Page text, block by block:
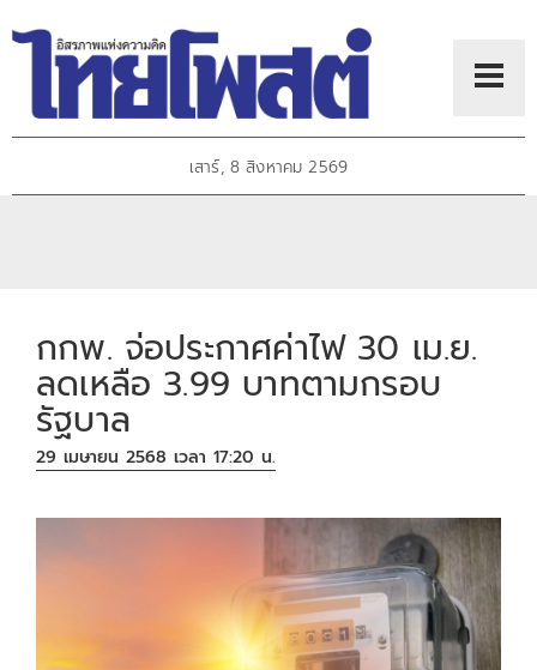
เสาร์, 8 สิงหาคม 2569
กกพ. จ่อประกาศค่าไฟ 30 เม.ย.
ลดเหลือ 3.99 บาทตามกรอบ
รัฐบาล
29 เมษายน 2568 เวลา 17:20 น.